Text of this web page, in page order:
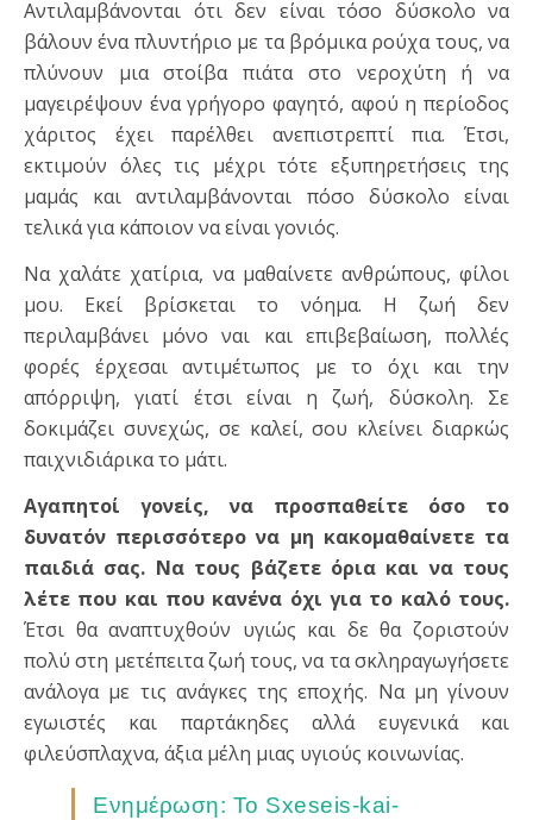
Αντιλαμβάνονται ότι δεν είναι τόσο δύσκολο να
βάλουν ένα πλυντήριο με τα βρόμικα ρούχα τους, να
πλύνουν μια στοίβα πιάτα στο νεροχύτη ή να
μαγειρέψουν ένα γρήγορο φαγητό, αφού η περίοδος
χάριτος έχει παρέλθει ανεπιστρεπτί πια. Έτσι,
εκτιμούν όλες τις μέχρι τότε εξυπηρετήσεις της
μαμάς και αντιλαμβάνονται πόσο δύσκολο είναι
τελικά για κάποιον να είναι γονιός.
Να χαλάτε χατίρια, να μαθαίνετε ανθρώπους, φίλοι
μου. Εκεί βρίσκεται το νόημα. Η ζωή δεν
περιλαμβάνει μόνο ναι και επιβεβαίωση, πολλές
φορές έρχεσαι αντιμέτωπος με το όχι και την
απόρριψη, γιατί έτσι είναι η ζωή, δύσκολη. Σε
δοκιμάζει συνεχώς, σε καλεί, σου κλείνει διαρκώς
παιχνιδιάρικα το μάτι.
Αγαπητοί γονείς, να προσπαθείτε όσο το
δυνατόν περισσότερο να μη κακομαθαίνετε τα
παιδιά σας. Να τους βάζετε όρια και να τους
λέτε που και που κανένα όχι για το καλό τους.
Έτσι θα αναπτυχθούν υγιώς και δε θα ζοριστούν
πολύ στη μετέπειτα ζωή τους, να τα σκληραγωγήσετε
ανάλογα με τις ανάγκες της εποχής. Να μη γίνουν
εγωιστές και παρτάκηδες αλλά ευγενικά και
φιλεύσπλαχνα, άξια μέλη μιας υγιούς κοινωνίας.
Ενημέρωση: Το Sxeseis-kai-